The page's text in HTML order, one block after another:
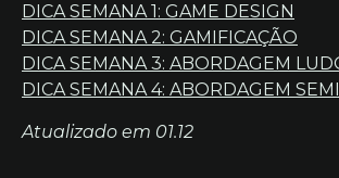
DICA SEMANA 1: GAME DESIGN
DICA SEMANA 2: GAMIFICAÇÃO
DICA SEMANA 3: ABOR DAGEM
DICASEMANA 4: ABORDAGEM
Atualizado em 01.12